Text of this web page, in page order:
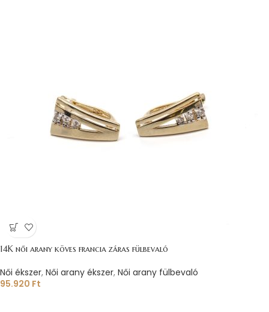
14K női arany köves francia záras fülbevaló
Női ékszer, Női arany ékszer, Női arany fülbevaló
95.920 Ft